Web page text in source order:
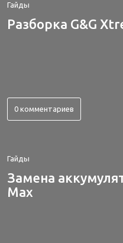
Гайды
Разборка G&G
0 комментариев
Гайды
Замена
Max